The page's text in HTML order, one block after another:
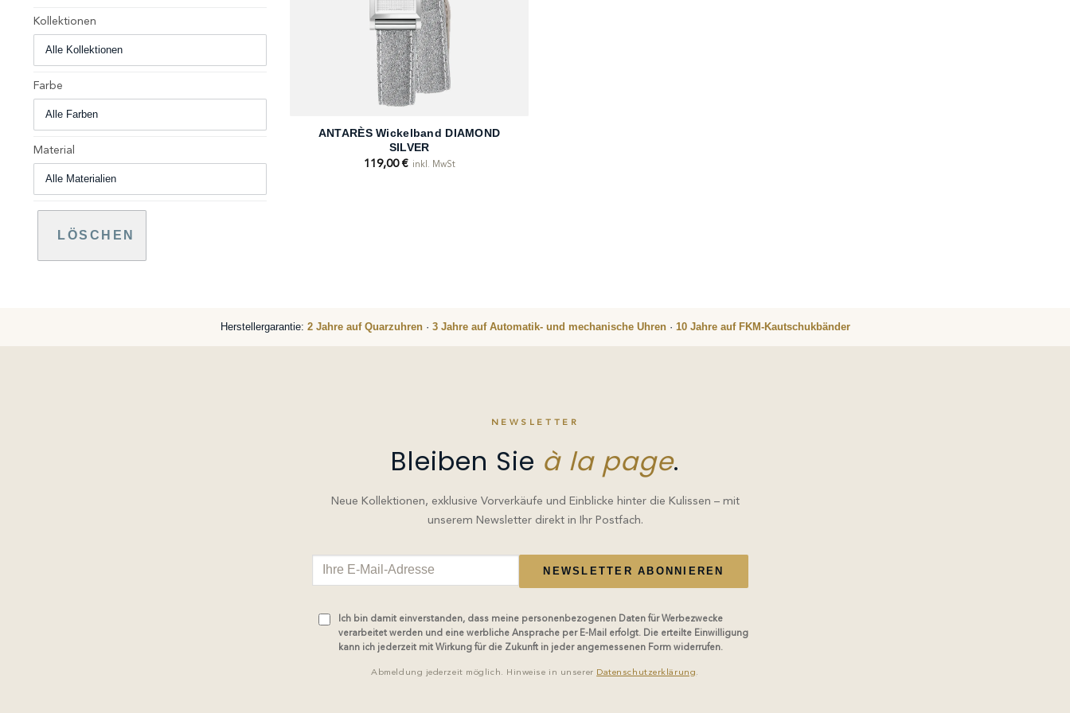
Kollektionen
Farbe
Material
LÖSCHEN
ANTARÈS Wickelband DIAMOND
SILVER
119,00 € inkl. MwSt
Herstellergarantie: 2 Jahre auf Quarzuhren· 3 Jahre auf Automatik- und mechanische Uhren· 10 Jahre auf FKM-Kautschukbänder
NEWSLETTER
Bleiben Sie à la page.
Neue Kollektionen, exklusive Vorverkäufe und Einblicke hinter die Kulissen – mit
unserem Newsletter direkt in Ihr Postfach.
NEWSLETTER ABONNIEREN
Ich bin damit einverstanden, dass meine personenbezogenen Daten für Werbezwecke
verarbeitet werden und eine werbliche Ansprache per E-Mail erfolgt. Die erteilte Einwilligung
kann ich jederzeit mit Wirkung für die Zukunft in jeder angemessenen Form widerrufen.
Abmeldung jederzeit möglich. Hinweise in unserer Datenschutzerklärung.